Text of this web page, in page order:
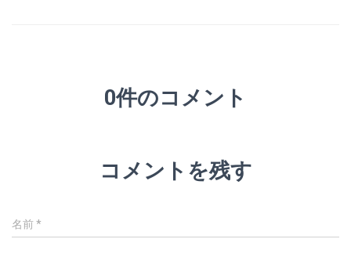
0件のコメント
コメントを残す
名前*